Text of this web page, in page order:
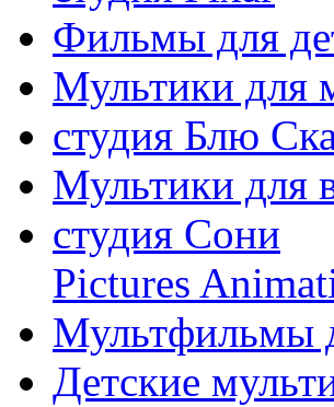
Фильмы для
Мультики для
студия Блю
Мультики для
студия Сони
Pictures
Мультфильмы
Детские